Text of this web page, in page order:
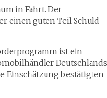
in Fahrt. Der
einen guten Teil Schuld
ist ein
Deutschlands
Einschätzung bestätigten